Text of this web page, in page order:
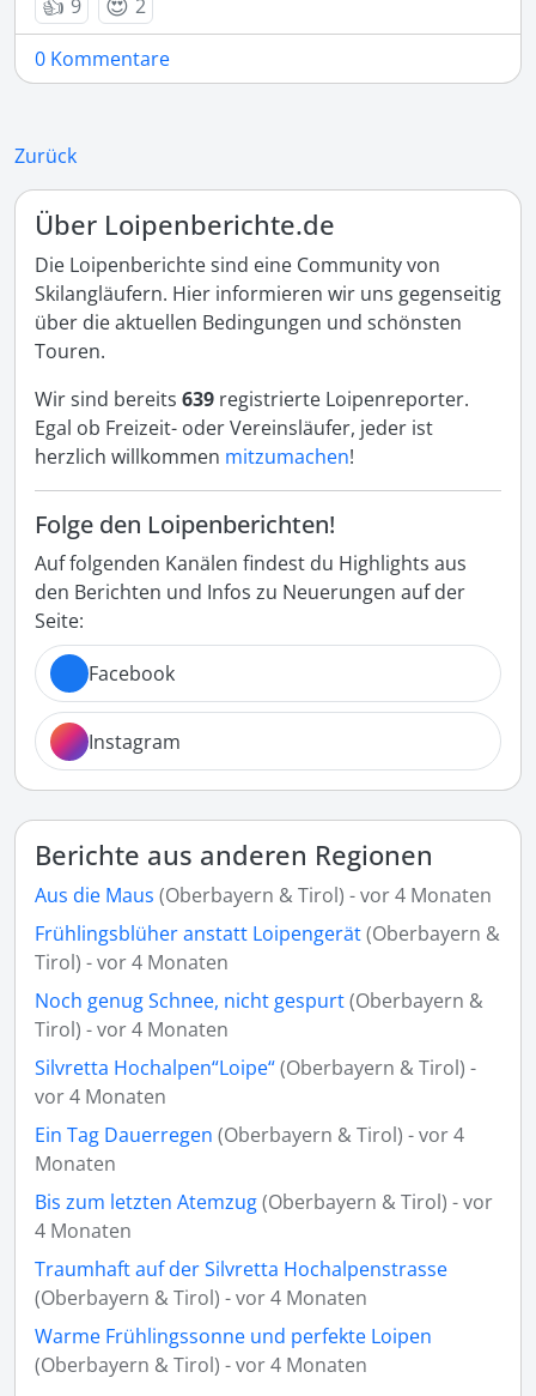
9
2
0 Kommentare
Zurück
Über Loipenberichte.de
Die Loipenberichte sind eine Community von
Skilangläufern. Hier informieren wir uns gegenseitig
über die aktuellen Bedingungen und schönsten
Touren.
Wir sind bereits 639 registrierte Loipenreporter.
Egal ob Freizeit- oder Vereinsläufer, jeder ist
herzlich willkommen mitzumachen!
Folge den Loipenberichten!
Auf folgenden Kanälen findest du Highlights aus
den Berichten und Infos zu Neuerungen auf der
Seite:
Facebook
Instagram
Berichte aus anderen Regionen
Aus die Maus (Oberbayern & Tirol) - vor 4 Monaten
Frühlingsblüher anstatt Loipengerät(Oberbayern &
Tirol) - vor 4 Monaten
Noch genug Schnee, nicht gespurt(Oberbayern &
Tirol) - vor 4 Monaten
Silvretta Hochalpen“Loipe“(Oberbayern & Tirol) -
vor 4 Monaten
Ein Tag Dauerregen (Oberbayern & Tirol) - vor 4
Monaten
Bis zum letzten Atemzug(Oberbayern & Tirol) - vor
4 Monaten
Traumhaft auf der Silvretta Hochalpenstrasse
(Oberbayern & Tirol) - vor 4 Monaten
Warme Frühlingssonne und perfekte Loipen
(Oberbayern & Tirol) - vor 4 Monaten